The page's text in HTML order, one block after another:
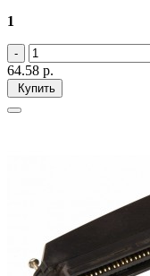
1
64.58 р.
Купить